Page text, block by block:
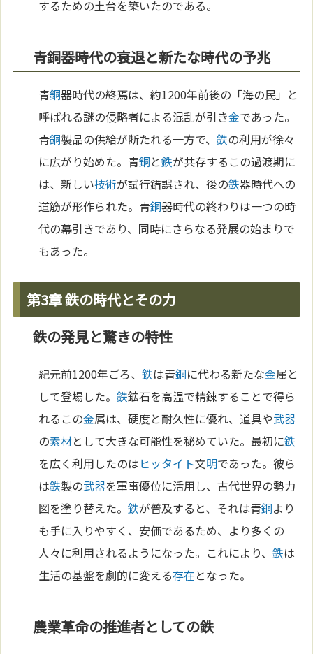
するための土台を築いたのである。
青銅器時代の衰退と新たな時代の予兆
青銅器時代の終焉は、約1200年前後の「海の民」と
呼ばれる謎の侵略者による混乱が引き金であった。
青銅製品の供給が断たれる一方で、鉄の利用が徐々
に広がり始めた。青銅と鉄が共存するこの過渡期に
は、新しい技術が試行錯誤され、後の鉄器時代への
道筋が形作られた。青銅器時代の終わりは一つの時
代の幕引きであり、同時にさらなる発展の始まりで
もあった。
第3章 鉄の時代とその力
鉄の発見と驚きの特性
紀元前1200年ごろ、鉄は青銅に代わる新たな金属と
して登場した。鉄鉱石を高温で精錬することで得ら
れるこの金属は、硬度と耐久性に優れ、道具や武器
の素材として大きな可能性を秘めていた。最初に鉄
を広く利用したのはヒッタイト文明であった。彼ら
は鉄製の武器を軍事優位に活用し、古代世界の勢力
図を塗り替えた。鉄が普及すると、それは青銅より
も手に入りやすく、安価であるため、より多くの
人々に利用されるようになった。これにより、鉄は
生活の基盤を劇的に変える存在となった。
農業革命の推進者としての鉄